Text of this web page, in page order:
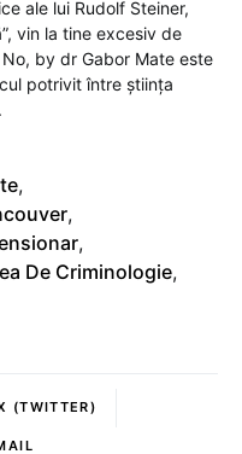
ale lui Rudolf Steiner,
vin la tine excesiv de
by dr Gabor Mate este
potrivit între știința
,
,
,
De Criminologie,
(TWITTER)